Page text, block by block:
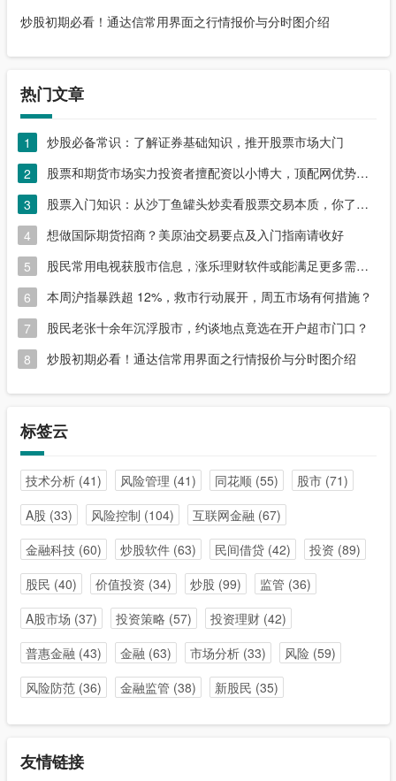
炒股初期必看！通达信常用界面之行情报价与分时图介绍
热门文章
1
炒股必备常识：了解证券基础知识，推开股票市场大门
2
股票和期货市场实力投资者擅配资以小博大，顶配网优势尽显
3
股票入门知识：从沙丁鱼罐头炒卖看股票交易本质，你了解吗？
4
想做国际期货招商？美原油交易要点及入门指南请收好
5
股民常用电视获股市信息，涨乐理财软件或能满足更多需求？
6
本周沪指暴跌超 12%，救市行动展开，周五市场有何措施？
7
股民老张十余年沉浮股市，约谈地点竟选在开户超市门口？
8
炒股初期必看！通达信常用界面之行情报价与分时图介绍
标签云
技术分析(41) 风险管理 (41) 同花顺(55) 股市(71)
A股 (33) 风险控制 (104) 互联网金融 (67)
金融科技(60) 炒股软件(63) 民间借贷(42) 投资 (89)
股民 (40) 价值投资 (34) 炒股 (99) 监管 (36)
A股市场 (37) 投资策略 (57) 投资理财(42)
普惠金融 (43) 金融 (63) 市场分析(33) 风险(59)
风险防范(36) 金融监管 (38) 新股民 (35)
友情链接